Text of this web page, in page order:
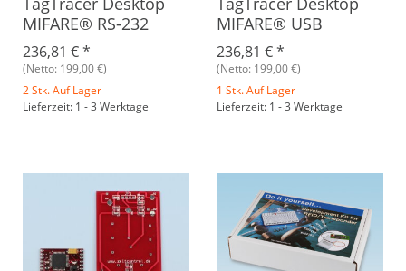
MIFARE® RS-232
236,81 €*
(Netto: 199,00 €)
2 Stk. Auf Lager
Lieferzeit: 1 - 3 Werktage
MIFARE® USB
236,81 €*
(Netto: 199,00 €)
1 Stk. Auf Lager
Lieferzeit: 1 - 3 Werktage